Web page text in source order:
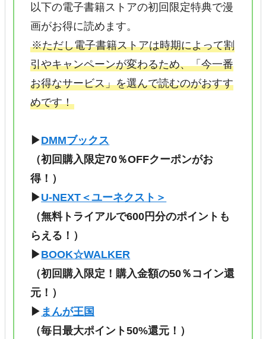
以下の電子書籍ストアの初回限定特典で漫
画がお得に読めます。
※ただし電子書籍ストアは時期によって割
引やキャンペーンが変わるため、「今一番
お得なサービス」を選んで読むのがおすす
めです！
▶DMMブックス
（初回購入限定70％OFFクーポンがお
得！）
▶U-NEXT＜ユーネクスト＞
（無料トライアルで600円分のポイントも
らえる！）
▶BOOK☆WALKER
（初回購入限定！購入金額の50％コイン還
元！）
▶ まんが王国
（毎日最大ポイント50%還元！）